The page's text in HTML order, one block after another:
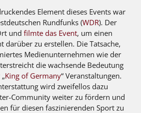
Element dieses Events war
Rundfunks (WDR). Der
und filmte das Event, um einen
darüber zu erstellen. Die Tatsache,
Medienunternehmen wie der
die wachsende Bedeutung
King of Germany“ Veranstaltungen.
wird zweifellos dazu
Community weiter zu fördern und
für diesen faszinierenden Sport zu